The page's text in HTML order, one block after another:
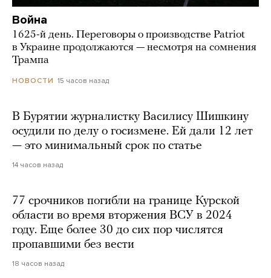
Война
1625-й день. Переговоры о производстве Patriot
в Украине продолжаются — несмотря на сомнения
Трампа
НОВОСТИ 15 часов назад
В Бурятии журналистку Василису Шишкину
осудили по делу о госизмене. Ей дали 12 лет
— это минимальный срок по статье
14 часов назад
77 срочников погибли на границе Курской
области во время вторжения ВСУ в 2024
году. Еще более 30 до сих пор числятся
пропавшими без вести
18 часов назад